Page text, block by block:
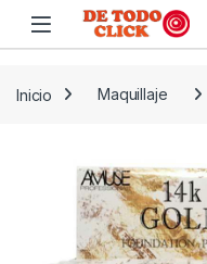
Saltar a Navegar
Saltar al contenido
Inicio Maquillaje